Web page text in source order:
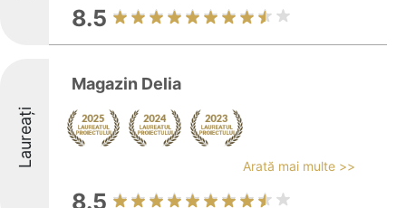
8.5
Laureați
Magazin Delia
Arată mai multe >>
8.5